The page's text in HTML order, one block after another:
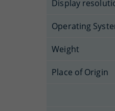
Display
Operating
Weight
Place of Origin